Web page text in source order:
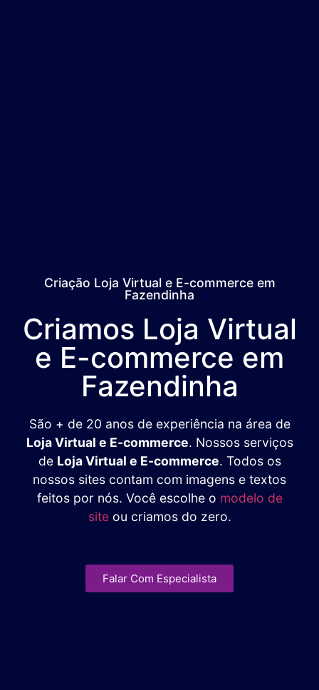
Criação Loja Virtual e E-commerce em
Fazendinha
Criamos Loja Virtual
e E-commerce em
Fazendinha
São + de 20 anos de experiência na área de
Loja Virtual e E-commerce. Nossos serviços
de Loja Virtual e E-commerce. Todos os
nossos sites contam com imagens e textos
feitos por nós. Você escolhe o modelo de
siteou criamos do zero.
Falar Com Especialista